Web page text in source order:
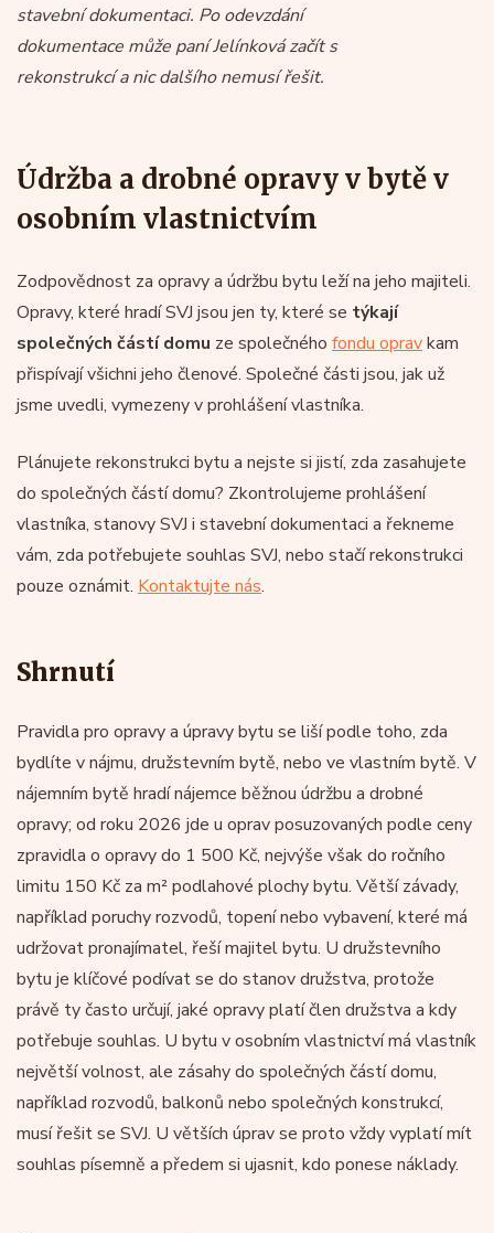
stavební dokumentaci. Po odevzdání
dokumentace může paní Jelínková začít s
rekonstrukcí a nic dalšího nemusí řešit.
Údržba a drobné opravy v bytě v
osobním vlastnictvím
Zodpovědnost za opravy a údržbu bytu leží na jeho majiteli.
Opravy, které hradí SVJ jsou jen ty, které se týkají
společných částí domu ze společného fondu opravkam
přispívají všichni jeho členové. Společné části jsou, jak už
jsme uvedli, vymezeny v prohlášení vlastníka.
Plánujete rekonstrukci bytu a nejste si jistí, zda zasahujete
do společných částí domu? Zkontrolujeme prohlášení
vlastníka, stanovy SVJ i stavební dokumentaci a řekneme
vám, zda potřebujete souhlas SVJ, nebo stačí rekonstrukci
pouze oznámit. Kontaktujte nás.
Shrnutí
Pravidla pro opravy a úpravy bytu se liší podle toho, zda
bydlíte v nájmu, družstevním bytě, nebo ve vlastním bytě. V
nájemním bytě hradí nájemce běžnou údržbu a drobné
opravy; od roku 2026 jde u oprav posuzovaných podle ceny
zpravidla o opravy do 1 500 Kč, nejvýše však do ročního
limitu 150 Kč za m² podlahové plochy bytu. Větší závady,
například poruchy rozvodů, topení nebo vybavení, které má
udržovat pronajímatel, řeší majitel bytu. U družstevního
bytu je klíčové podívat se do stanov družstva, protože
právě ty často určují, jaké opravy platí člen družstva a kdy
potřebuje souhlas. U bytu v osobním vlastnictví má vlastník
největší volnost, ale zásahy do společných částí domu,
například rozvodů, balkonů nebo společných konstrukcí,
musí řešit se SVJ. U větších úprav se proto vždy vyplatí mít
souhlas písemně a předem si ujasnit, kdo ponese náklady.